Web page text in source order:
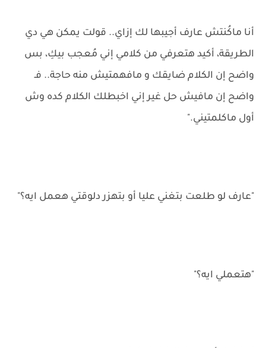
أنا ماكُنتش عارف أجيبها لك إزاي.. قولت يمكن هي دي
الطريقة، أكيد هتعرفي من كلامي إني مُعجب بيكِ، بس
واضح إن الكلام ضايقك و مافهمتيش منه حاجة.. فـ
واضح إن مافيش حل غير إني اخبطلك الكلام كده وش
أول ماكلمتيني."
"عارف لو طلعت بتغني عليا أو بتهزر دلوقتي هعمل ايه؟"
"هتعملي ايه؟"